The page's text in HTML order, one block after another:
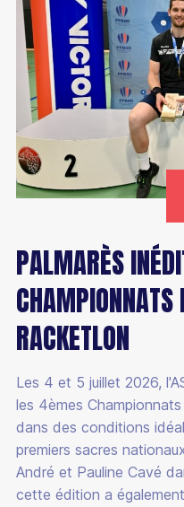
Bénévole
PALMARÈS
CHAMPIONNATS
RACKETLON
Les 4 et 5 juillet 2026,
les 4èmes
dans des conditions
premiers sacres
André et Pauline Cavé
cette édition a